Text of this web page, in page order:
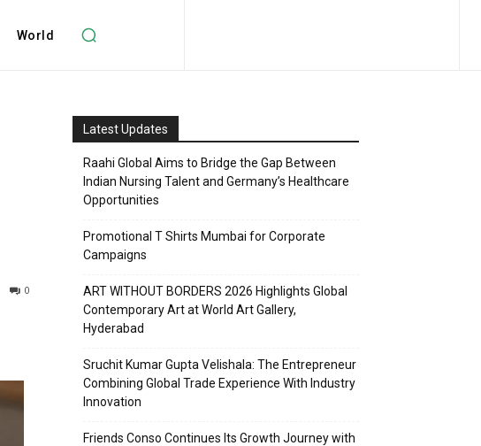
World
0
Latest Updates
Raahi Global Aims to Bridge the Gap Between
Indian Nursing Talent and Germany’s Healthcare
Opportunities
Promotional T Shirts Mumbai for Corporate
Campaigns
ART WITHOUT BORDERS 2026 Highlights Global
Contemporary Art at World Art Gallery,
Hyderabad
Sruchit Kumar Gupta Velishala: The Entrepreneur
Combining Global Trade Experience With Industry
Innovation
Friends Conso Continues Its Growth Journey with